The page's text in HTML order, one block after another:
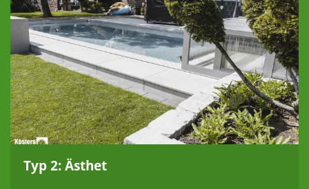
Typ 2: Ästhet